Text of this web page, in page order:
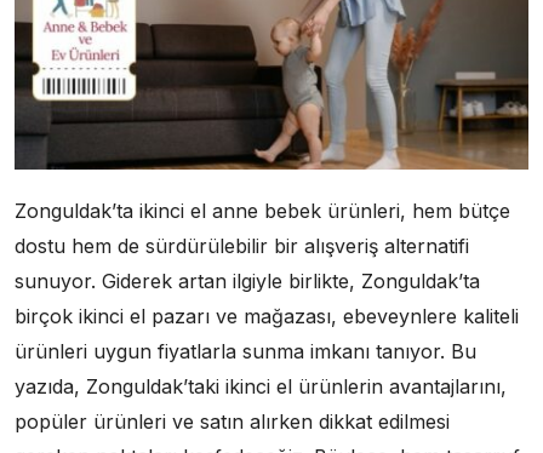
Zonguldak’ta ikinci el anne bebek ürünleri, hem bütçe
dostu hem de sürdürülebilir bir alışveriş alternatifi
sunuyor. Giderek artan ilgiyle birlikte, Zonguldak’ta
birçok ikinci el pazarı ve mağazası, ebeveynlere kaliteli
ürünleri uygun fiyatlarla sunma imkanı tanıyor. Bu
yazıda, Zonguldak’taki ikinci el ürünlerin avantajlarını,
popüler ürünleri ve satın alırken dikkat edilmesi